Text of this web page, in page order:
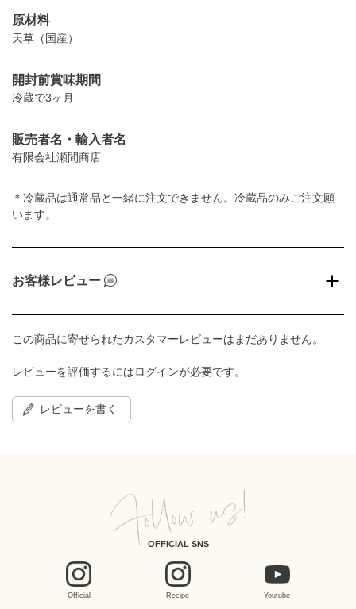
原材料
天草（国産）
開封前賞味期間
冷蔵で3ヶ月
販売者名・輸入者名
有限会社瀬間商店
＊冷蔵品は通常品と一緒に注文できません。冷蔵品のみご注文願
います。
お客様レビュー
この商品に寄せられたカスタマーレビューはまだありません。
レビューを評価するにはログインが必要です。
レビューを書く
OFFICIAL SNS
Official Recipe Youtube